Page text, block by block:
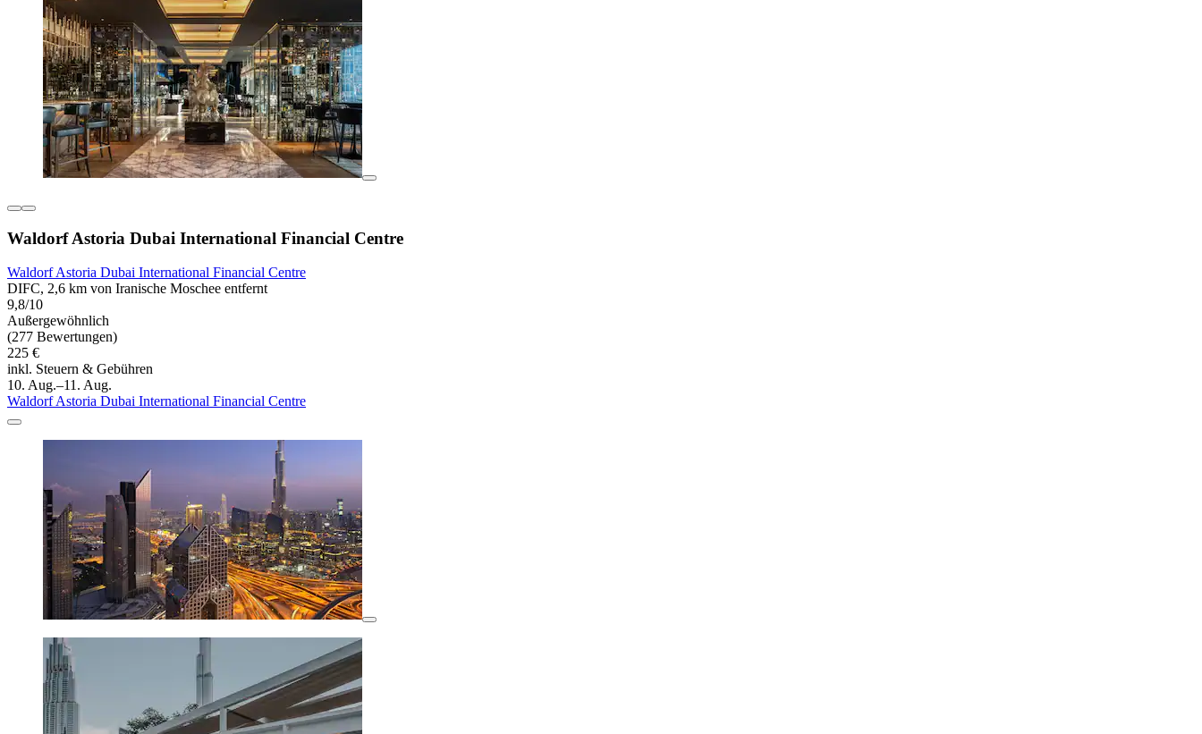
Waldorf Astoria Dubai International Financial Centre
Waldorf Astoria Dubai International Financial Centre
DIFC, 2,6 km von Iranische Moschee entfernt
9,8/10
Außergewöhnlich
(277 Bewertungen)
225 €
inkl. Steuern & Gebühren
10. Aug.–11. Aug.
Waldorf Astoria Dubai International Financial Centre